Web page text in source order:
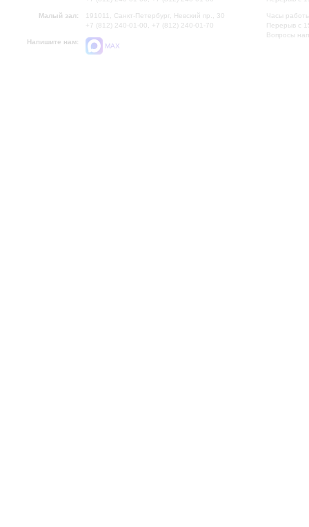
Малый зал:
191011, Санкт-Петербург, Невский пр., 30
+7 (812) 240-01-00, +7 (812) 240-01-70
Напишите нам:
MAX
Часы
Перерыв с
Вопросы